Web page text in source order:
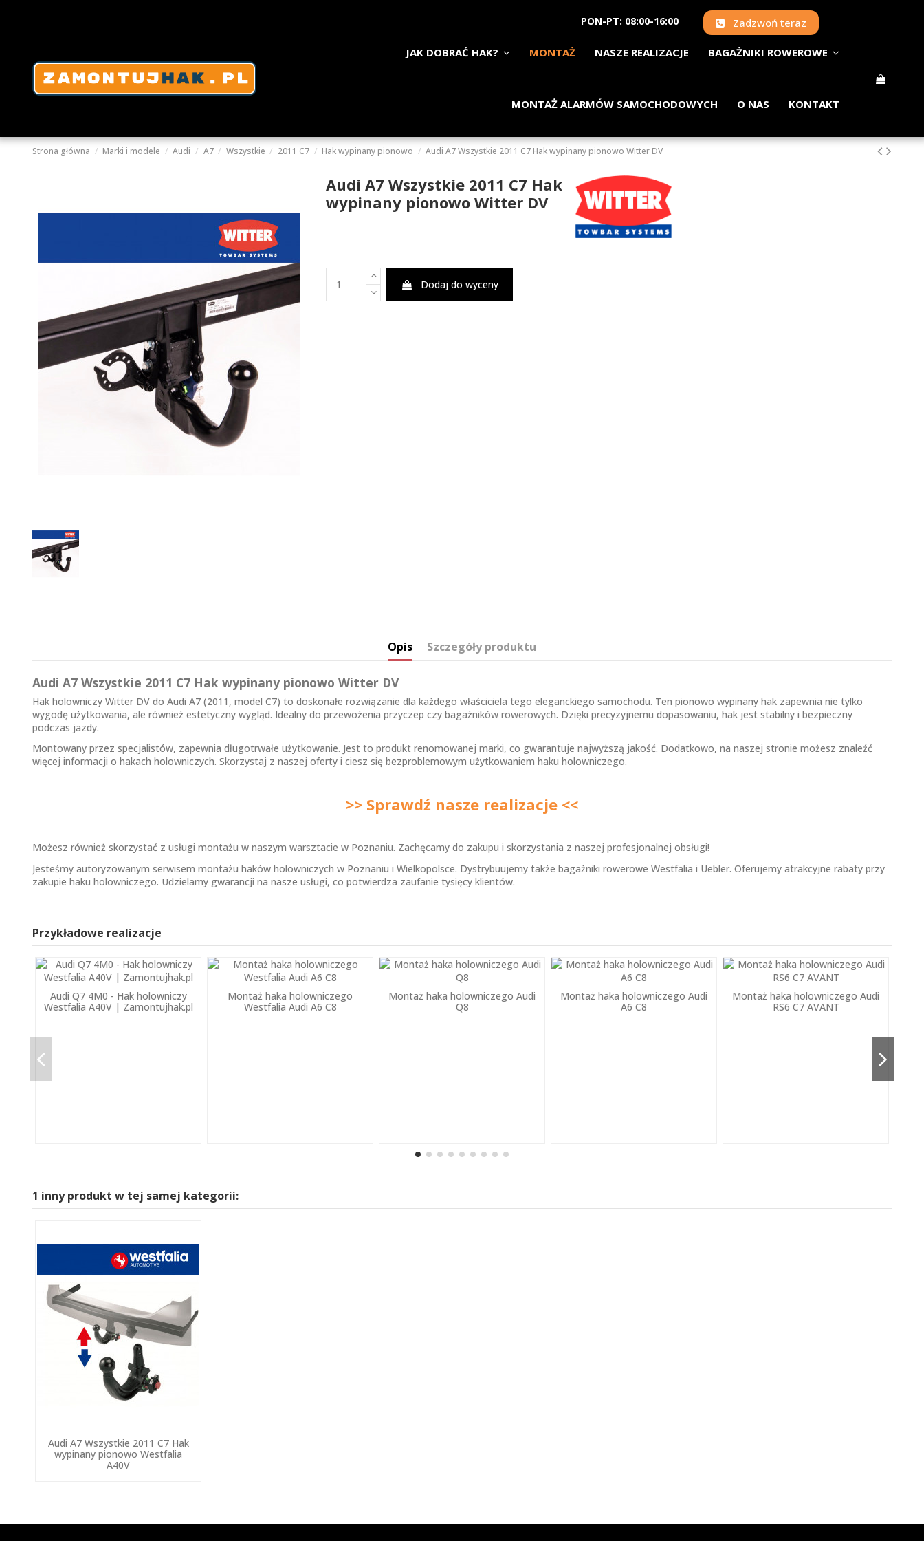
PON-PT: 08:00-16:00 Zadzwoń teraz
JAK DOBRAĆ HAK? MONTAŻ NASZE REALIZACJE BAGAŻNIKI ROWEROWE
MONTAŻ ALARMÓW SAMOCHODOWYCH O NAS KONTAKT
Strona główna Marki i modele Audi A7 Wszystkie 2011 C7 Hak wypinany pionowo Audi A7 Wszystkie 2011 C7 Hak wypinany pionowo Witter DV
Audi A7 Wszystkie 2011 C7 Hak
wypinany pionowo Witter DV
Dodaj do wyceny
Opis Szczegóły produktu
Audi A7 Wszystkie 2011 C7 Hak wypinany pionowo Witter DV
Hak holowniczy Witter DV do Audi A7 (2011, model C7) to doskonałe rozwiązanie dla każdego właściciela tego eleganckiego samochodu. Ten pionowo wypinany hak zapewnia nie tylko
wygodę użytkowania, ale również estetyczny wygląd. Idealny do przewożenia przyczep czy bagażników rowerowych. Dzięki precyzyjnemu dopasowaniu, hak jest stabilny i bezpieczny
podczas jazdy.
Montowany przez specjalistów, zapewnia długotrwałe użytkowanie. Jest to produkt renomowanej marki, co gwarantuje najwyższą jakość. Dodatkowo, na naszej stronie możesz znaleźć
więcej informacji o hakach holowniczych. Skorzystaj z naszej oferty i ciesz się bezproblemowym użytkowaniem haku holowniczego.
>> Sprawdź nasze realizacje <<
Możesz również skorzystać z usługi montażu w naszym warsztacie w Poznaniu. Zachęcamy do zakupu i skorzystania z naszej profesjonalnej obsługi!
Jesteśmy autoryzowanym serwisem montażu haków holowniczych w Poznaniu i Wielkopolsce. Dystrybuujemy także bagażniki rowerowe Westfalia i Uebler. Oferujemy atrakcyjne rabaty przy
zakupie haku holowniczego. Udzielamy gwarancji na nasze usługi, co potwierdza zaufanie tysięcy klientów.
Przykładowe realizacje
Audi Q7 4M0 - Hak holowniczy
Westfalia A40V | Zamontujhak.pl
Montaż haka holowniczego
Westfalia Audi A6 C8
Montaż haka holowniczego Audi
Q8
Montaż haka holowniczego Audi
A6 C8
Montaż haka holowniczego Audi
RS6 C7 AVANT
1 inny produkt w tej samej kategorii:
Audi A7 Wszystkie 2011 C7 Hak
wypinany pionowo Westfalia
A40V